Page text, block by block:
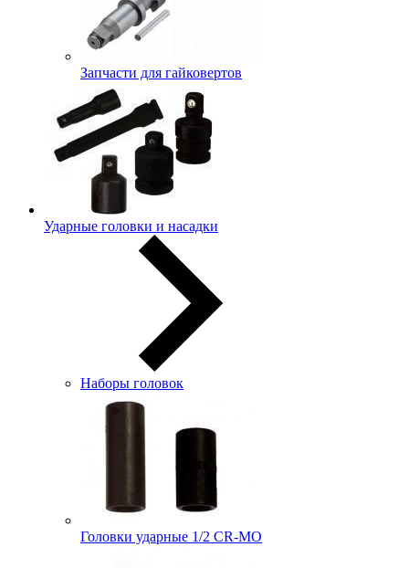
Запчасти для гайковертов
Ударные головки и насадки
Наборы головок
Головки ударные 1/2 CR-MO